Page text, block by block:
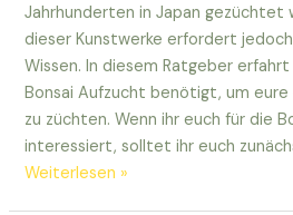
Jahrhunderten in Japan gezüchtet
dieser Kunstwerke erfordert
Wissen. In diesem Ratgeber
Bonsai Aufzucht benötigt, um eure
zu züchten. Wenn ihr euch für die
interessiert, solltet ihr euch
Alles,
Weiterlesen »